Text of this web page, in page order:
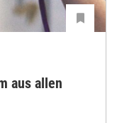
aus allen